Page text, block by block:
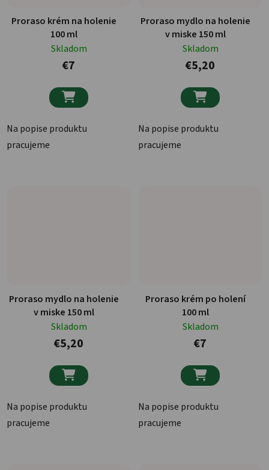
Proraso krém na holenie
100 ml
Skladom
€7

Na popise produktu
pracujeme
Proraso mydlo na holenie
v miske 150 ml
Skladom
€5,20

Na popise produktu
pracujeme
Proraso mydlo na holenie
v miske 150 ml
Skladom
€5,20

Na popise produktu
pracujeme
Proraso krém po holení
100 ml
Skladom
€7

Na popise produktu
pracujeme